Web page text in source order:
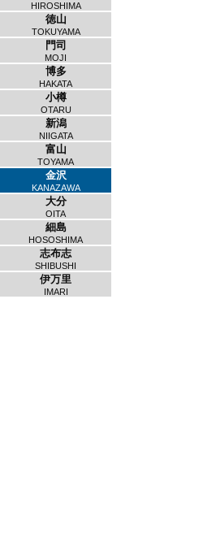
HIROSHIMA
徳山
TOKUYAMA
門司
MOJI
博多
HAKATA
小樽
OTARU
新潟
NIIGATA
富山
TOYAMA
金沢
KANAZAWA
大分
OITA
細島
HOSOSHIMA
志布志
SHIBUSHI
伊万里
IMARI